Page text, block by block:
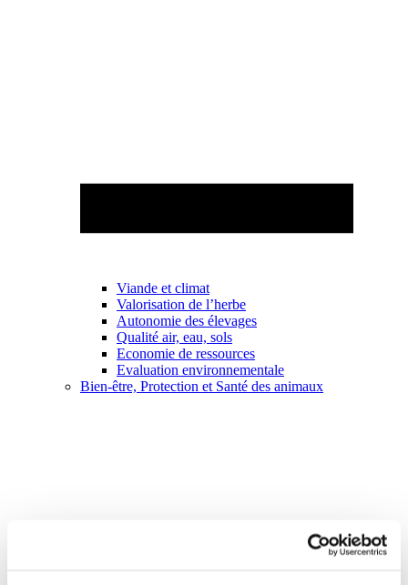
Viande et climat
Valorisation de l’herbe
Autonomie des élevages
Qualité air, eau, sols
Economie de ressources
Evaluation environnementale
Bien-être, Protection et Santé des animaux